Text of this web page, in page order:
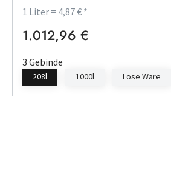
1 Liter = 4,87 € *
Regulärer Preis:
1.012,96 €
3 Gebinde
208l 1000l Lose Ware